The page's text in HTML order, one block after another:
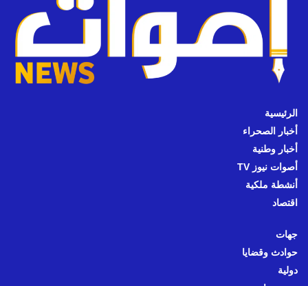
الرئيسية
أخبار الصحراء
أخبار وطنية
أصوات نيوز TV
أنشطة ملكية
اقتصاد
جهات
حوادث وقضايا
دولية